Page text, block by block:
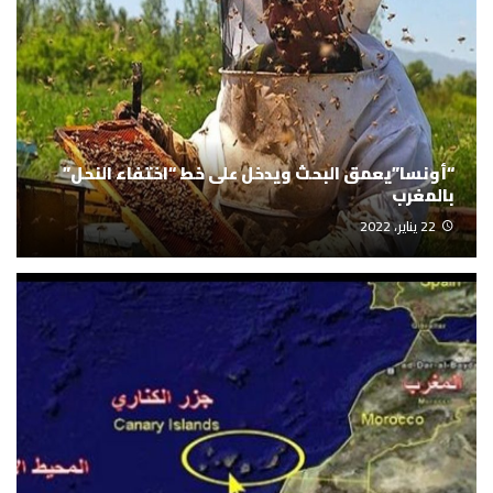
“أونسا”يعمق البحث ويدخل على خط “اختفاء النحل”
بالمغرب
22 يناير، 2022